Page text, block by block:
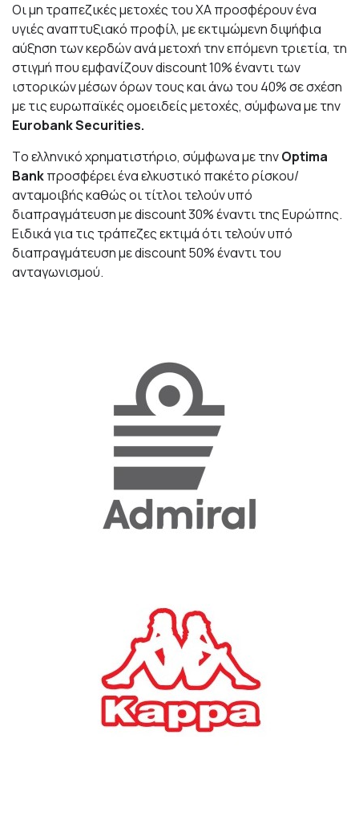
Οι μη τραπεζικές μετοχές του ΧΑ προσφέρουν ένα
υγιές αναπτυξιακό προφίλ, με εκτιμώμενη διψήφια
αύξηση των κερδών ανά μετοχή την επόμενη τριετία, τη
στιγμή που εμφανίζουν discount 10% έναντι των
ιστορικών μέσων όρων τους και άνω του 40% σε σχέση
με τις ευρωπαϊκές ομοειδείς μετοχές, σύμφωνα με την
Eurobank Securities.
Tο ελληνικό χρηματιστήριο, σύμφωνα με τηνOptima
Bankπροσφέρει ένα ελκυστικό πακέτο ρίσκου/
ανταμοιβής καθώς οι τίτλοι τελούν υπό
διαπραγμάτευση με discount 30% έναντι της Ευρώπης.
Ειδικά για τις τράπεζες εκτιμά ότι τελούν υπό
διαπραγμάτευση με discount 50% έναντι του
ανταγωνισμού.